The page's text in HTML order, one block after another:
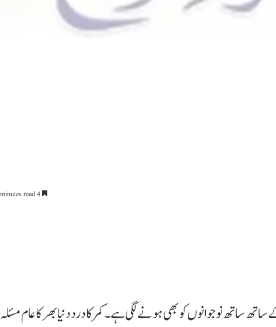
نوجوانوں کو بھی ہونے لگی ہے۔ کمر کا درد دنیا بھر کا عام مسئلہ